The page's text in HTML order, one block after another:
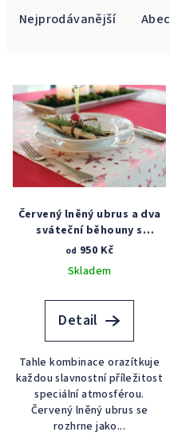
p
r
o
d
Nejprodávanější
ý
p
Červený lněný ubrus a dva
sváteční běhouny s
červenými hvězdami
od 950 Kč
Skladem
Detail
Tahle kombinace orazítkuje
každou slavnostní příležitost
speciální atmosférou.
Červený lněný ubrus se
rozhrne jako...